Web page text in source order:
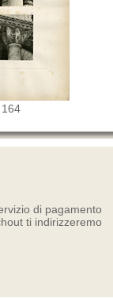
164
di pagamento
ti indirizzeremo